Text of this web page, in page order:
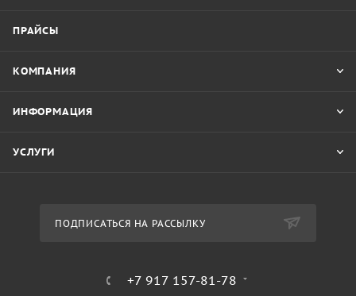
ПРАЙСЫ
КОМПАНИЯ
ИНФОРМАЦИЯ
УСЛУГИ
ПОДПИСАТЬСЯ НА РАССЫЛКУ
+7 917 157-81-78